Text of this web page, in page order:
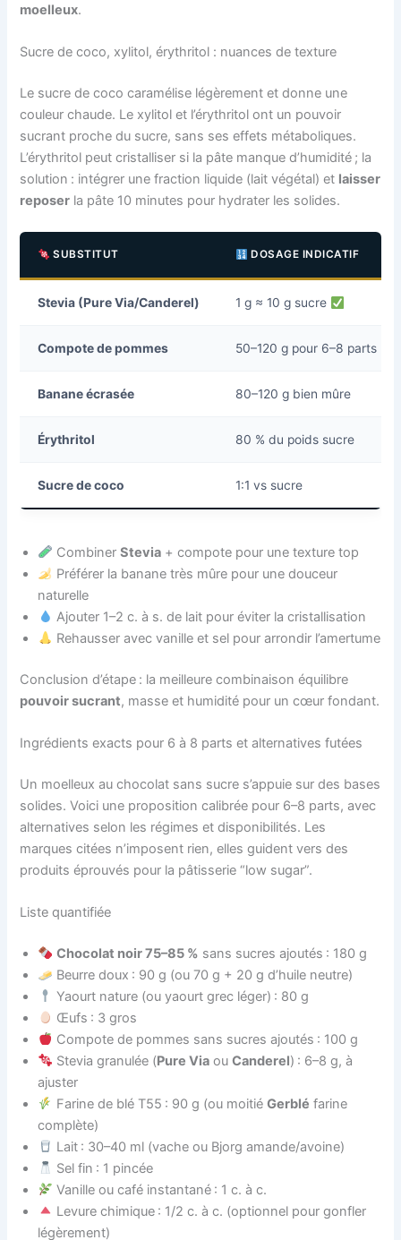
moelleux.
Sucre de coco, xylitol, érythritol : nuances de texture
Le sucre de coco caramélise légèrement et donne une
couleur chaude. Le xylitol et l’érythritol ont un pouvoir
sucrant proche du sucre, sans ses effets métaboliques.
L’érythritol peut cristalliser si la pâte manque d’humidité ; la
solution : intégrer une fraction liquide (lait végétal) et laisser
reposer la pâte 10 minutes pour hydrater les solides.
SUBSTITUT DOSAGE INDICATIF
Stevia (Pure Via/Canderel) 1 g ≈ 10 g sucre
Compote de pommes 50–120 g pour 6–8 parts
Banane écrasée 80–120 g bien mûre
Érythritol 80 % du poids sucre
Sucre de coco 1:1 vs sucre
CombinerStevia + compote pour une texture top
Préférer la banane très mûre pour une douceur
naturelle
Ajouter 1–2 c. à s. de lait pour éviter la cristallisation
Rehausser avec vanille et sel pour arrondir l’amertume
Conclusion d’étape : la meilleure combinaison équilibre
pouvoir sucrant, masse et humidité pour un cœur fondant.
Ingrédients exacts pour 6 à 8 parts et alternatives futées
Un moelleux au chocolat sans sucre s’appuie sur des bases
solides. Voici une proposition calibrée pour 6–8 parts, avec
alternatives selon les régimes et disponibilités. Les
marques citées n’imposent rien, elles guident vers des
produits éprouvés pour la pâtisserie “low sugar”.
Liste quantifiée
Chocolat noir 75–85 % sans sucres ajoutés : 180 g
Beurre doux : 90 g (ou 70 g + 20 g d’huile neutre)
Yaourt nature (ou yaourt grec léger) : 80 g
Œufs : 3 gros
Compote de pommes sans sucres ajoutés : 100 g
Stevia granulée (Pure Via ouCanderel) : 6–8 g, à
ajuster
Farine de blé T55 : 90 g (ou moitiéGerblé farine
complète)
Lait : 30–40 ml (vache ou Bjorg amande/avoine)
Sel fin : 1 pincée
Vanille ou café instantané : 1 c. à c.
Levure chimique : 1/2 c. à c. (optionnel pour gonfler
légèrement)